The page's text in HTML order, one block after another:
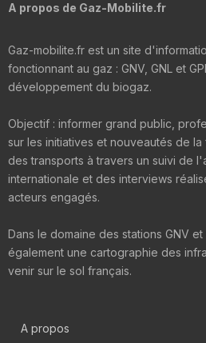
A propos de Gaz-Mobilite.fr
Gaz-mobilite.fr est un site
fonctionnant au gaz : GNV, GNL et
développement du biogaz.
Objectif : informer grand public,
sur les initiatives et nouveautés de
des transports à travers un suivi de
internationale et des interviews
acteurs engagés.
Dans le domaine des stations GNV
également une cartographie des
venir sur le sol français.
A propos